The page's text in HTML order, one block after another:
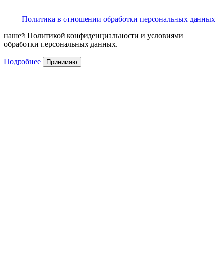
Политика в отношении обработки персональных данных
нашей Политикой конфиденциальности и условиями
обработки персональных данных.
Подробнее Принимаю